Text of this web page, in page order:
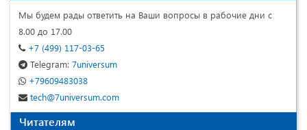
Мы будем рады ответить на Ваши вопросы в рабочие дни с
8.00 до 17.00
+7 (499) 117-03-65
Telegram: 7universum
+79609483038
tech@7universum.com
Читателям